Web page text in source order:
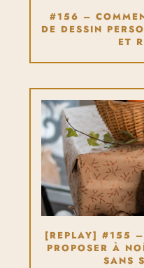
#156 –
DE DESSIN
ET
[REPLAY] #155 –
PROPOSER À
SANS